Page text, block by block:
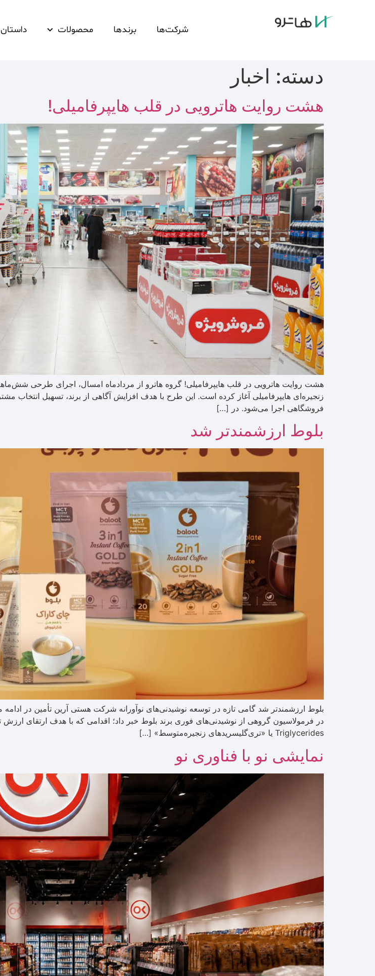
شرکت‌ها برندها محصولات
دسته: اخبار
هشت روایت هاترویی در قلب هایپرفامیلی!
هشت روایت هاترویی در قلب هایپرفامیلی! گروه هاترو از مردادماه امسال، اجرای طرحی
زنجیره‌ای هایپرفامیلی آغاز کرده است. این طرح با هدف افزایش آگاهی از برند، تسهیل انتخاب
فروشگاهی اجرا می‌شود. در […]
بلوط ارزشمندتر شد
Triglycerides یا «تری‌گلیسریدهای زنجیره‌متوسط» […]
نمایشی نو با فناوری نو